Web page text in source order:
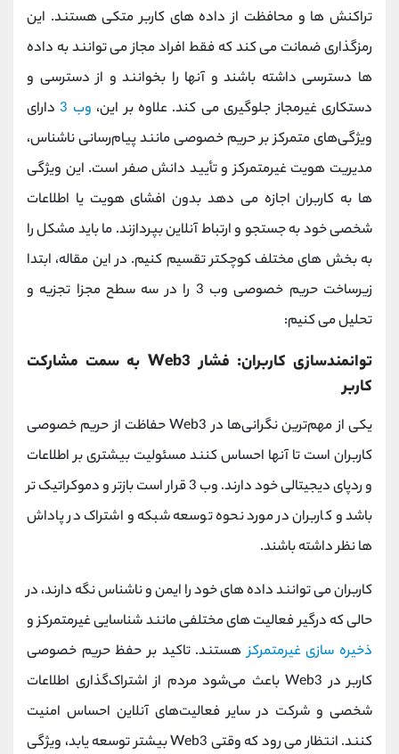
تراکنش ها و محافظت از داده های کاربر متکی هستند. این
رمزگذاری ضمانت می کند که فقط افراد مجاز می توانند به داده
ها دسترسی داشته باشند و آنها را بخوانند و از دسترسی و
دستکاری غیرمجاز جلوگیری می کند. علاوه بر این، وب 3
دارای
ویژگی‌های متمرکز بر حریم خصوصی مانند پیام‌رسانی ناشناس،
مدیریت هویت غیرمتمرکز و تأیید دانش صفر است. این ویژگی
ها به کاربران اجازه می دهد بدون افشای هویت یا اطلاعات
شخصی خود به جستجو و ارتباط آنلاین بپردازند. ما باید مشکل را
به بخش های مختلف کوچکتر تقسیم کنیم. در این مقاله، ابتدا
زیرساخت حریم خصوصی وب 3 را در سه سطح مجزا تجزیه و
تحلیل می کنیم:
توانمندسازی کاربران: فشار Web3 به سمت مشارکت
کاربر
یکی از مهم‌ترین نگرانی‌ها در Web3 حفاظت از حریم خصوصی
کاربران است تا آنها احساس کنند مسئولیت بیشتری بر اطلاعات
و ردپای دیجیتالی خود دارند. وب 3 قرار است بازتر و دموکراتیک تر
باشد و کاربران در مورد نحوه توسعه شبکه و اشتراک در پاداش
ها نظر داشته باشند.
کاربران می توانند داده های خود را ایمن و ناشناس نگه دارند، در
حالی که درگیر فعالیت های مختلفی مانند شناسایی غیرمتمرکز و
ذخیره سازی غیرمتمرکزهستند. تاکید بر حفظ حریم خصوصی
کاربر در Web3 باعث می‌شود مردم از اشتراک‌گذاری اطلاعات
شخصی و شرکت در سایر فعالیت‌های آنلاین احساس امنیت
کنند. انتظار می رود که وقتی Web3 بیشتر توسعه یابد، ویژگی